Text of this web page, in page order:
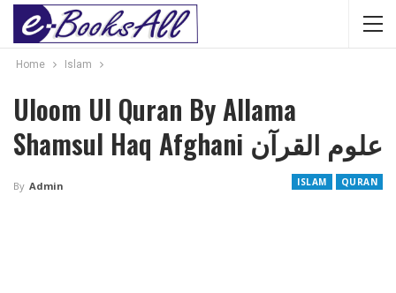
Home Islam
Uloom Ul Quran By Allama
Shamsul Haq Afghani علوم القرآن
ISLAM QURAN
By Admin